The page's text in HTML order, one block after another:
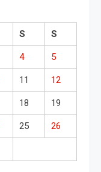
S S
4 5
11 12
18 19
25 26